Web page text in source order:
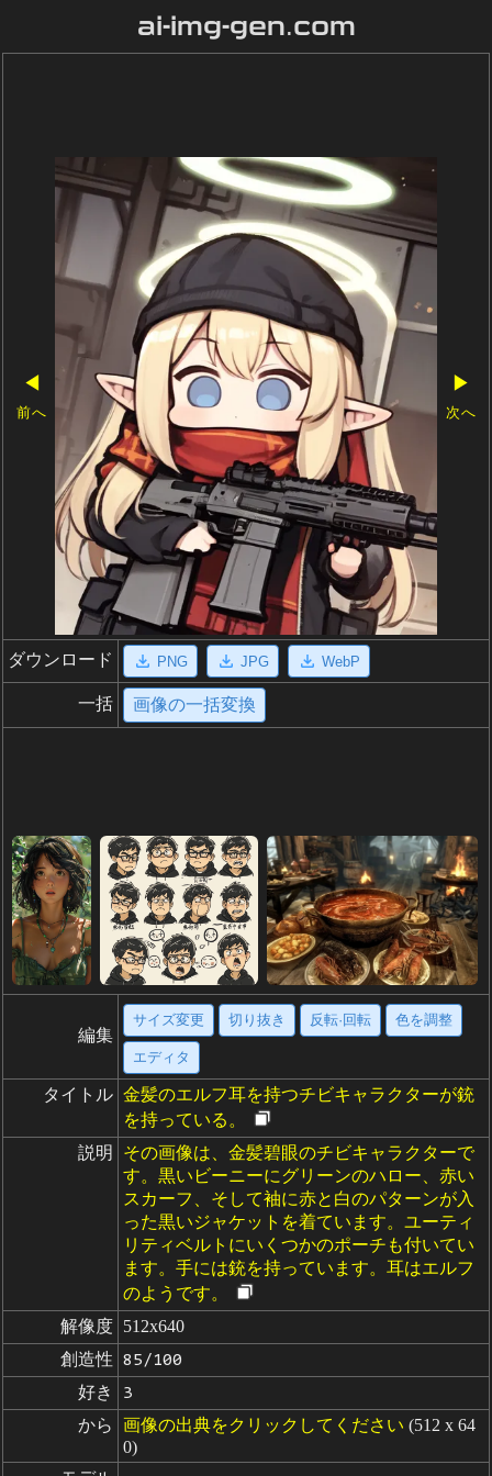
ai-img-gen.com
◀
前へ
▶
次へ
ダウンロード PNG JPG WebP
一括 画像の一括変換
編集
サイズ変更 切り抜き 反転·回転 色を調整
エディタ
タイトル 金髪のエルフ耳を持つチビキャラクターが銃
を持っている。
説明
その画像は、金髪碧眼のチビキャラクターで
す。黒いビーニーにグリーンのハロー、赤い
スカーフ、そして袖に赤と白のパターンが入
った黒いジャケットを着ています。ユーティ
リティベルトにいくつかのポーチも付いてい
ます。手には銃を持っています。耳はエルフ
のようです。
解像度 512x640
創造性
85/100
好き 3
から 画像の出典をクリックしてください (512 x 64
0)